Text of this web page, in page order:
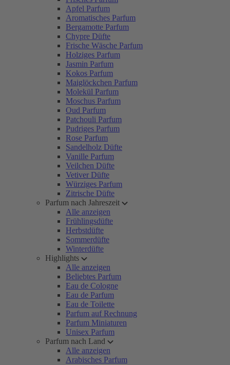
Apfel Parfum
Aromatisches Parfum
Bergamotte Parfum
Chypre Düfte
Frische Wäsche Parfum
Holziges Parfum
Jasmin Parfum
Kokos Parfum
Maiglöckchen Parfum
Molekül Parfum
Moschus Parfum
Oud Parfum
Patchouli Parfum
Pudriges Parfum
Rose Parfum
Sandelholz Düfte
Vanille Parfum
Veilchen Düfte
Vetiver Düfte
Würziges Parfum
Zitrische Düfte
Parfum nach Jahreszeit
Alle anzeigen
Frühlingsdüfte
Herbstdüfte
Sommerdüfte
Winterdüfte
Highlights
Alle anzeigen
Beliebtes Parfum
Eau de Cologne
Eau de Parfum
Eau de Toilette
Parfum auf Rechnung
Parfum Miniaturen
Unisex Parfum
Parfum nach Land
Alle anzeigen
Arabisches Parfum